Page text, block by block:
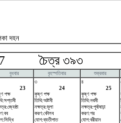
দহন
987 চৈত্র ৩৯৩
বুধবার বৃহস্পতিবার
শুক্রবার
23
পক্ষ
৩
24
কৃষ্ণ পক্ষ
তিথি:অষ্টমী
নক্ষত্র:মূলা
করণ:কৌলব
যোগ:ব্যতীপাত
৪
25
কৃষ্ণ পক্ষ
তিথি:নবমী
নক্ষত্র:পূর্বাষাঢ়া
করণ:গর
যোগ:বরীয়ান